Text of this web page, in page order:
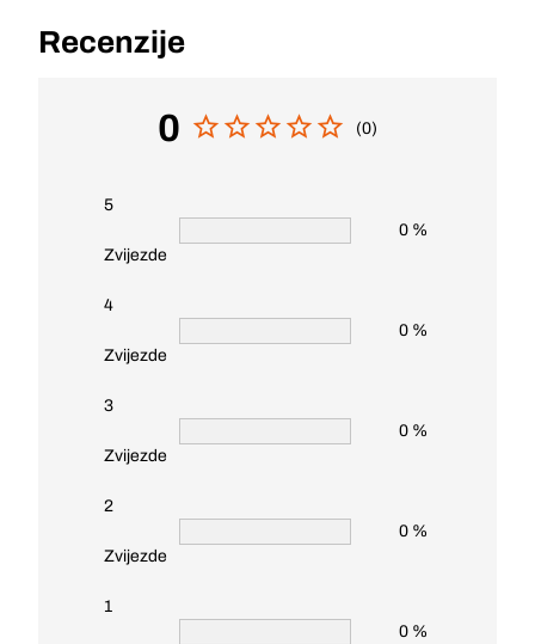
Recenzije
0 (0)
5
Zvijezde
0 %
4
Zvijezde
0 %
3
Zvijezde
0 %
2
Zvijezde
0 %
1
0 %